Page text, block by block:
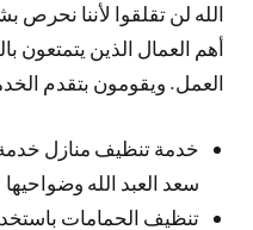
الله لن تقلقوا لأننا نحرص
أهم العمال الذين يتمتعون
العمل. ويقومون بتقدم
سعد العبد الله وضواحيها
تنظيف الحمامات